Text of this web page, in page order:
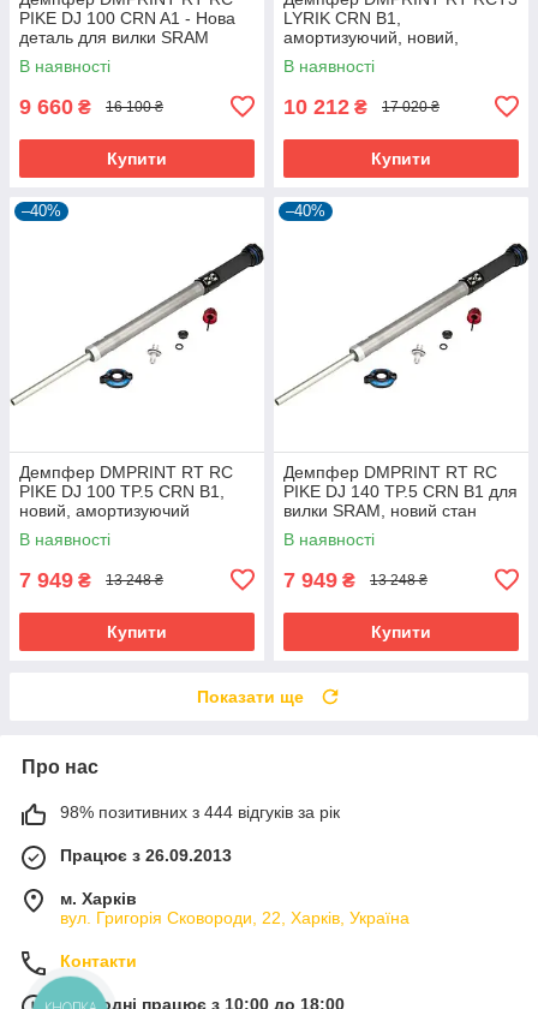
PIKE DJ 100 CRN A1 - Нова
деталь для вилки SRAM
В наявності
9 660 ₴ 16 100 ₴
Купити
LYRIK CRN B1,
амортизуючий, новий,
11.4018.009.078
В наявності
10 212 ₴ 17 020 ₴
Купити
–40%
Демпфер DMPRINT RT RC
PIKE DJ 100 TP.5 CRN B1,
новий, амортизуючий
компонент для вилки.
В наявності
7 949 ₴ 13 248 ₴
Купити
–40%
Демпфер DMPRINT RT RC
PIKE DJ 140 TP.5 CRN B1 для
вилки SRAM, новий стан
В наявності
7 949 ₴ 13 248 ₴
Купити
Показати ще
Про нас
98% позитивних з 444 відгуків за рік
Працює з 26.09.2013
м. Харків
вул. Григорія Сковороди, 22, Харків, Україна
Контакти
Сьогодні працює з 10:00 до 18:00